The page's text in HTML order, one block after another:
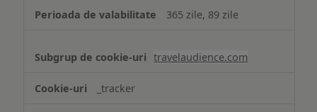
365 zile, 89 zile
travelaudience.com
_tracker